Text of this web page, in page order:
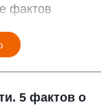
фактов
5 фактов о